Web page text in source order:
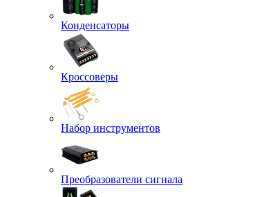
Конденсаторы
Кроссоверы
Набор инструментов
Преобразователи сигнала